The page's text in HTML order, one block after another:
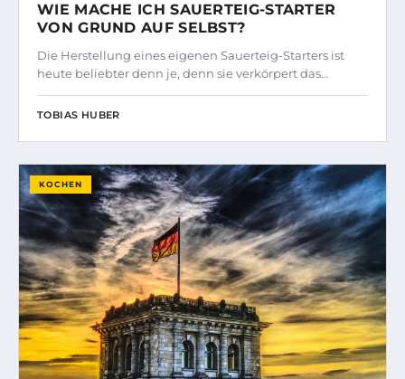
WIE MACHE ICH SAUERTEIG-STARTER
VON GRUND AUF SELBST?
Die Herstellung eines eigenen Sauerteig-Starters ist
heute beliebter denn je, denn sie verkörpert das…
TOBIAS HUBER
KOCHEN